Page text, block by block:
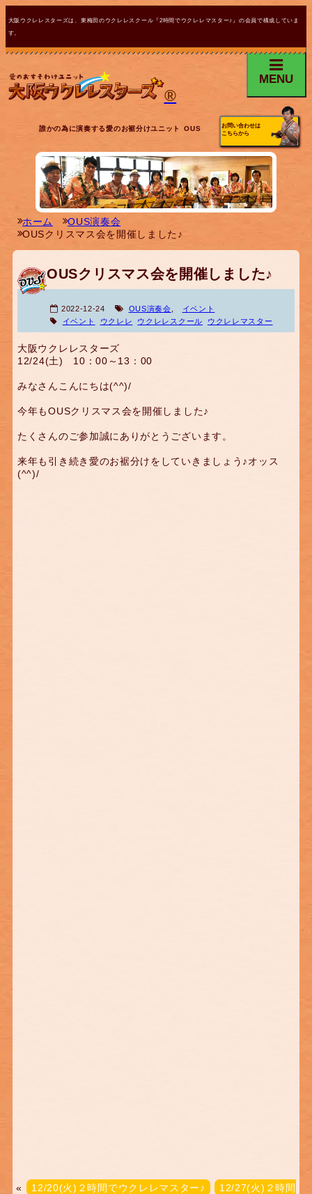
大阪ウクレレスターズは、東梅田のウクレレスクール『2時間でウクレレマスター♪』の会員で構成していま
す。
®
MENU
誰かの為に演奏する愛のお裾分けユニット OUS
お問い合わせは
こちらから
ホーム
OUS演奏会
OUSクリスマス会を開催しました♪
OUSクリスマス会を開催しました♪
2022-12-24 OUS演奏会
イベント
イベント
ウクレレ ウクレレスクール ウクレレマスター
大阪ウクレレスターズ
12/24(土) 10：00～13：00
みなさんこんにちは(^^)/
今年もOUSクリスマス会を開催しました♪
たくさんのご参加誠にありがとうございます。
来年も引き続き愛のお裾分けをしていきましょう♪オッス
(^^)/
« 12/20(火)２時間でウクレレマスター♪
12/27(火)２時間